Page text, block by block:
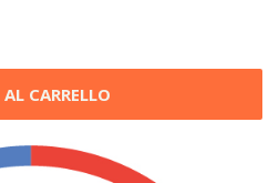
CARRELLO